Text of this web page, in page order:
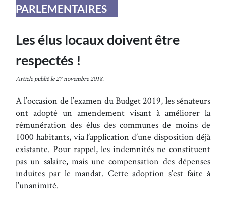
PARLEMENTAIRES
Les élus locaux doivent être
respectés !
Article publié le 27 novembre 2018.
A l’occasion de l’examen du Budget 2019, les sénateurs
ont adopté un amendement visant à améliorer la
rémunération des élus des communes de moins de
1000 habitants, via l’application d’une disposition déjà
existante. Pour rappel, les indemnités ne constituent
pas un salaire, mais une compensation des dépenses
induites par le mandat. Cette adoption s’est faite à
l’unanimité.